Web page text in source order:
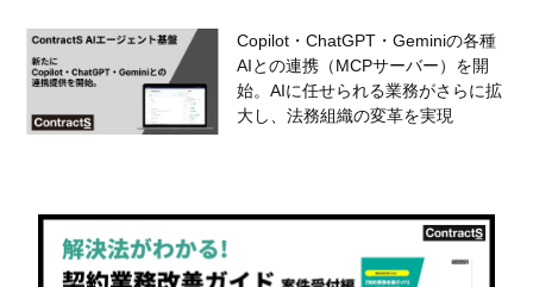
Copilot・ChatGPT・Geminiの各種
AIとの連携（MCPサーバー）を開
始。AIに任せられる業務がさらに拡
大し、法務組織の変革を実現